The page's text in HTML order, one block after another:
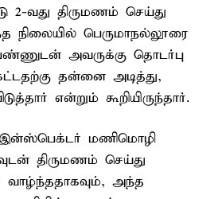
2-வது திருமணம் செய்து
நிலையில் பெருமாநல்லூரை
அவருக்கு தொடர்பு
தன்னை அடித்து,
என்றும் கூறியிருந்தார்.
இன்ஸ்பெக்டர் மணிமொழி
திருமணம் செய்து
அந்த